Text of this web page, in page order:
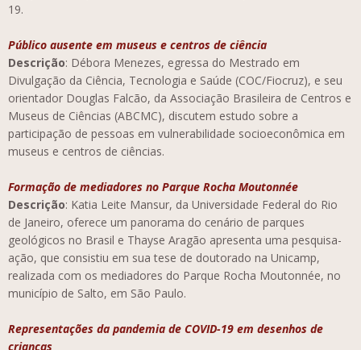
19.
Público ausente em museus e centros de ciência
Descrição: Débora Menezes, egressa do Mestrado em
Divulgação da Ciência, Tecnologia e Saúde (COC/Fiocruz), e seu
orientador Douglas Falcão, da Associação Brasileira de Centros e
Museus de Ciências (ABCMC), discutem estudo sobre a
participação de pessoas em vulnerabilidade socioeconômica em
museus e centros de ciências.
Formação de mediadores no Parque Rocha Moutonnée
Descrição: Katia Leite Mansur, da Universidade Federal do Rio
de Janeiro, oferece um panorama do cenário de parques
geológicos no Brasil e Thayse Aragão apresenta uma pesquisa-
ação, que consistiu em sua tese de doutorado na Unicamp,
realizada com os mediadores do Parque Rocha Moutonnée, no
município de Salto, em São Paulo.
Representações da pandemia de COVID-19 em desenhos de
crianças